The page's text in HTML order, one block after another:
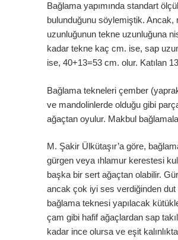
Bağlama yapımında standart
bulunduğunu söylemiştik. Ancak,
uzunluğunun tekne uzunluğuna
kadar tekne kaç cm. ise, sap
ise, 40+13=53 cm. olur. Katılan
Bağlama tekneleri çember
ve mandolinlerde olduğu gibi
ağaçtan oyulur. Makbul
M. Şakir Ülkütaşır’a göre,
gürgen veya ıhlamur kerestesi
başka bir sert ağaçtan olabilir.
ancak çok iyi ses verdiğinden dut
bağlama teknesi yapılacak
çam gibi hafif ağaçlardan sap
kadar ince olursa ve eşit